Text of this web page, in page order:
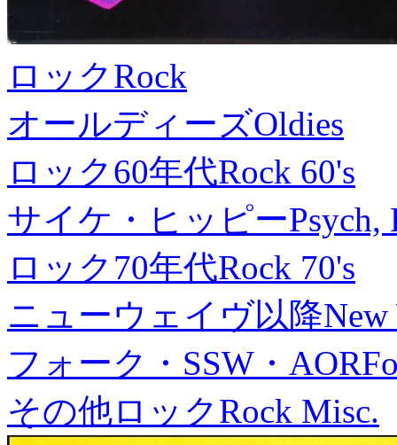
ロックRock
オールディーズOldies
ロック60年代Rock 60's
サイケ・ヒッピーPsych,
ロック70年代Rock 70's
ニューウェイヴ以降New
フォーク・SSW・AOR
その他ロックRock Misc.